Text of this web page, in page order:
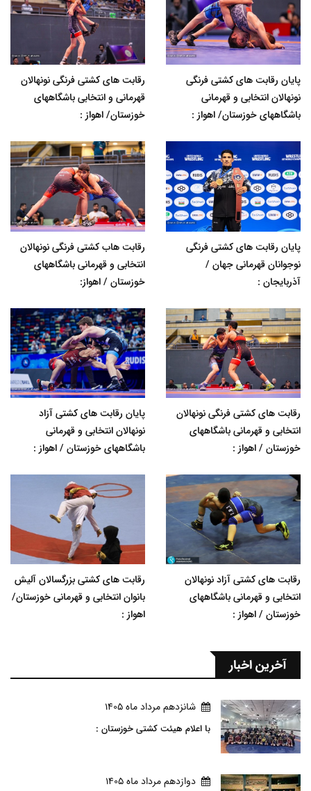
پایان رقابت های کشتی فرنگی
نونهالان انتخابی و قهرمانی
باشگاههای خوزستان/ اهواز :
رقابت های کشتی فرنگی نونهالان
قهرمانی و انتخابی باشگاههای
خوزستان/ اهواز :
پایان رقابت های کشتی فرنگی
نوجوانان قهرمانی جهان /
آذربایجان :
رقابت هاب کشتی فرنگی نونهالان
انتخابی و قهرمانی باشگاههای
خوزستان / اهواز:
رقابت های کشتی فرنگی نونهالان
انتخابی و قهرمانی باشگاههای
خوزستان / اهواز :
پایان رقابت های کشتی آزاد
نونهالان انتخابی و قهرمانی
باشگاههای خوزستان / اهواز :
رقابت های کشتی آزاد نونهالان
انتخابی و قهرمانی باشگاههای
خوزستان / اهواز :
رقابت های کشتی بزرگسالان آلیش
بانوان انتخابی و قهرمانی خوزستان/
اهواز :
آخرین اخبار
شانزدهم مرداد ماه 1405
با اعلام هیئت کشتی خوزستان :
دوازدهم مرداد ماه 1405